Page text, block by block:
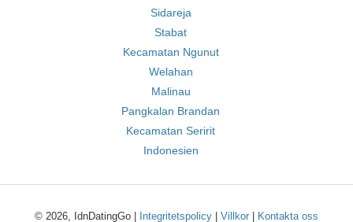
Sidareja
Stabat
Kecamatan Ngunut
Welahan
Malinau
Pangkalan Brandan
Kecamatan Seririt
Indonesien
© 2026, IdnDatingGo | Integritetspolicy Villkor Kontakta oss